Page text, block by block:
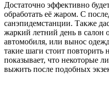
Достаточно эффективно
обработать её жаром. С
санэпидемстанции. Также
жаркий летний день в салон
автомобиля, или вынос
такие шаги стоит повторить
показывает, что некоторые
выжить после подобных